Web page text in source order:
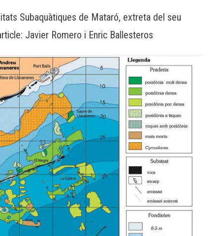
Subaquàtiques de Mataró, extreta del seu
Javier Romero i Enric Ballesteros